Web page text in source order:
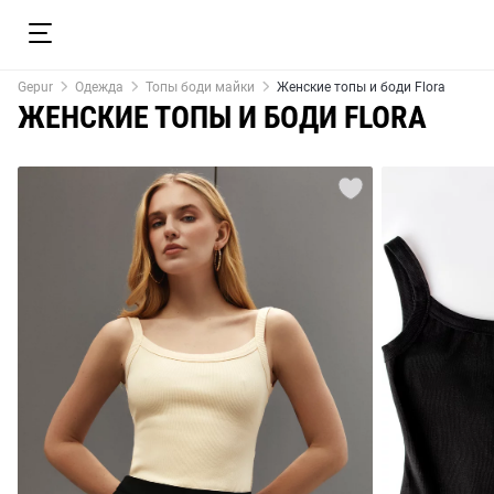
Gepur Одежда Топы боди майки Женские топы и боди Flora
ЖЕНСКИЕ ТОПЫ И БОДИ FLORA